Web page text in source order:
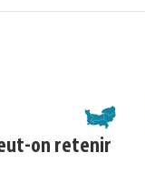
on retenir